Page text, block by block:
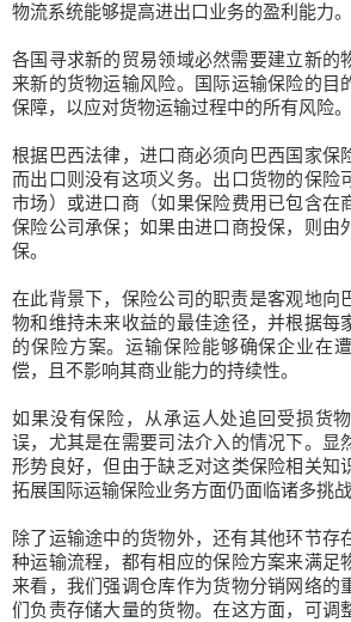
物流系统能够提高进出口业务的盈利能力。
各国寻求新的贸易领域必然需要建立新的
来新的货物运输风险。国际运输保险的目
保障，以应对货物运输过程中的所有风险。
根据巴西法律，进口商必须向巴西国家保
而出口则没有这项义务。出口货物的保险
市场）或进口商（如果保险费用已包含在
保险公司承保；如果由进口商投保，则由
保。
在此背景下，保险公司的职责是客观地向
物和维持未来收益的最佳途径，并根据每
的保险方案。运输保险能够确保企业在
偿，且不影响其商业能力的持续性。
如果没有保险，从承运人处追回受损货
误，尤其是在需要司法介入的情况下。显
形势良好，但由于缺乏对这类保险相关知
拓展国际运输保险业务方面仍面临诸多挑战
除了运输途中的货物外，还有其他环节存
种运输流程，都有相应的保险方案来满足
来看，我们强调仓库作为货物分销网络的
们负责存储大量的货物。在这方面，可调